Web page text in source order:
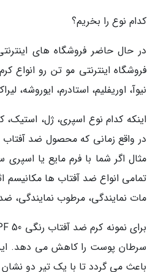
کدام نوع را بخریم؟
در حال حاضر فروشگاه های
فروشگاه اینترنتی مو تن رو انواع
نیوآ، اوریفلیم، استادرم،
اینکه کدام نوع اسپری، ژل،
در واقع زمانی که محصول ضد آفتاب
مثال اگر شما با فرم مایع یا
مات نمایندگی، مرطوب نمایندگی،
سرطان پوست را کاهش می دهد.